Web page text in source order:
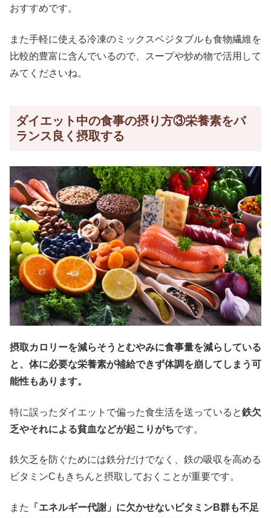
おすすめです。
また手軽に使える冷凍のミックスベジタブルも食物繊維を
比較的豊富に含んでいるので、スープや炒め物で活用して
みてくださいね。
ダイエット中の食事の摂り方③栄養素をバ
ランス良く摂取する
摂取カロリーを減らそうとむやみに食事量を減らしている
と、体に必要な栄養素が補給できず体調を崩してしまう可
能性もあります。
特に誤ったダイエットで偏った食生活を送っていると鉄欠
乏やそれによる貧血などが起こりがちです。
鉄欠乏を防ぐためには鉄分だけでなく、鉄の吸収を高める
ビタミンCもきちんと摂取しておくことが重要です。
また
「エネルギー代謝」に欠かせないビタミンB群も不足